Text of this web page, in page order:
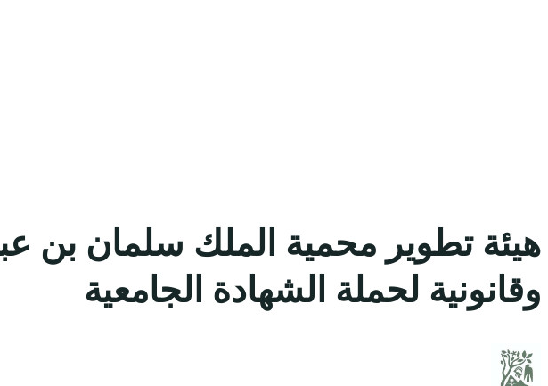
هيئة تطوير محمية الملك سلمان بن
وقانونية لحملة الشهادة الجامعية